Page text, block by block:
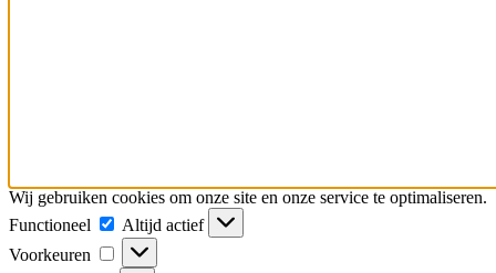
Wij gebruiken cookies om onze site en onze service te optimaliseren.
Functioneel
Altijd actief
Voorkeuren